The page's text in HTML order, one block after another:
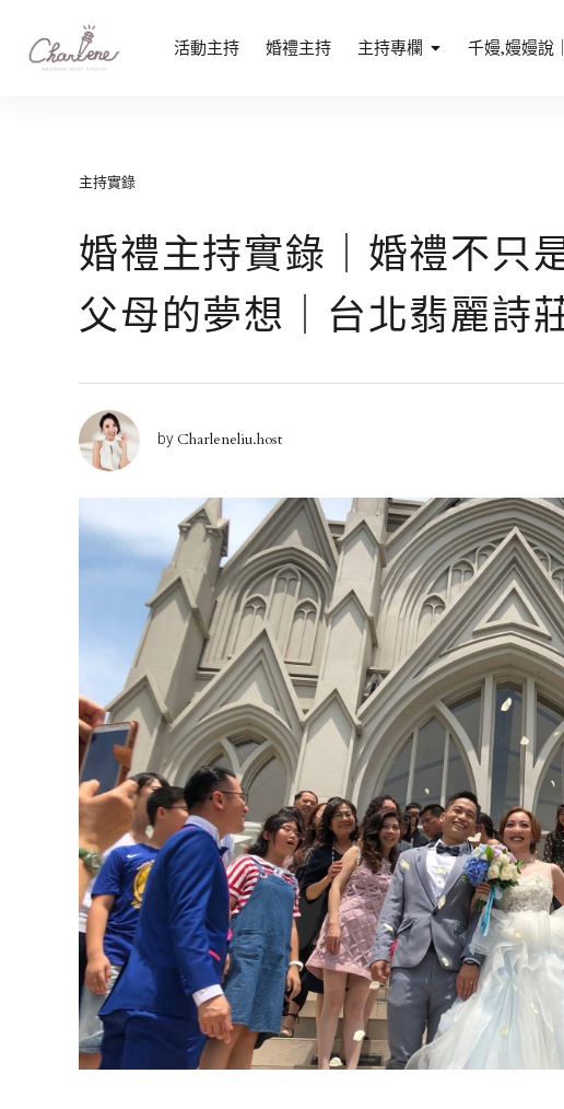
content
專業活動主持人劉千嫚｜媒體活動主持、記者會主
專業活動主持人劉千嫚｜中英雙語、記者會、品牌發表會首選
活動主持 婚禮主持 主持專欄 千嫚,嫚嫚說
主持實錄
婚禮主持實錄｜婚禮不只
父母的夢想｜台北翡麗詩
byCharleneliu.host